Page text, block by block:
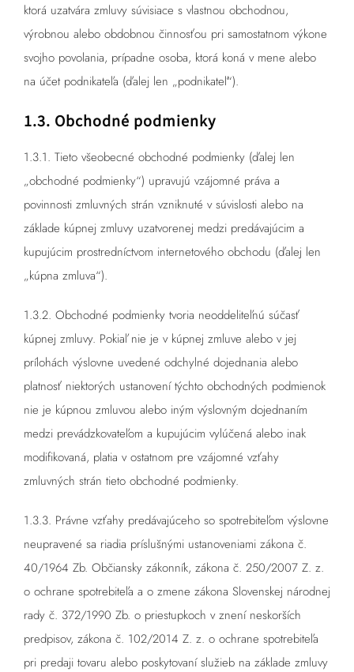
ktorá uzatvára zmluvy súvisiace s vlastnou obchodnou,
výrobnou alebo obdobnou činnosťou pri samostatnom výkone
svojho povolania, prípadne osoba, ktorá koná v mene alebo
na účet podnikateľa (ďalej len „podnikateľ“).
1.3. Obchodné podmienky
1.3.1. Tieto všeobecné obchodné podmienky (ďalej len
„obchodné podmienky“) upravujú vzájomné práva a
povinnosti zmluvných strán vzniknuté v súvislosti alebo na
základe kúpnej zmluvy uzatvorenej medzi predávajúcim a
kupujúcim prostredníctvom internetového obchodu (ďalej len
„kúpna zmluva“).
1.3.2. Obchodné podmienky tvoria neoddeliteľnú súčasť
kúpnej zmluvy. Pokiaľ nie je v kúpnej zmluve alebo v jej
prílohách výslovne uvedené odchylné dojednania alebo
platnosť niektorých ustanovení týchto obchodných podmienok
nie je kúpnou zmluvou alebo iným výslovným dojednaním
medzi prevádzkovateľom a kupujúcim vylúčená alebo inak
modifikovaná, platia v ostatnom pre vzájomné vzťahy
zmluvných strán tieto obchodné podmienky.
1.3.3. Právne vzťahy predávajúceho so spotrebiteľom výslovne
neupravené sa riadia príslušnými ustanoveniami zákona č.
40/1964 Zb. Občiansky zákonník, zákona č. 250/2007 Z. z.
o ochrane spotrebiteľa a o zmene zákona Slovenskej národnej
rady č. 372/1990 Zb. o priestupkoch v znení neskorších
predpisov, zákona č. 102/2014 Z. z. o ochrane spotrebiteľa
pri predaji tovaru alebo poskytovaní služieb na základe zmluvy